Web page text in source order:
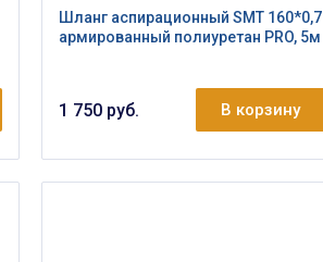
Шланг аспирационный SMT 160*0,7
армированный полиуретан PRO, 5м
1 750 руб. В корзину